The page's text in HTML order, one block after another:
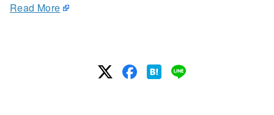
Read More